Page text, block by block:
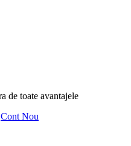
de toate avantajele
Cont Nou